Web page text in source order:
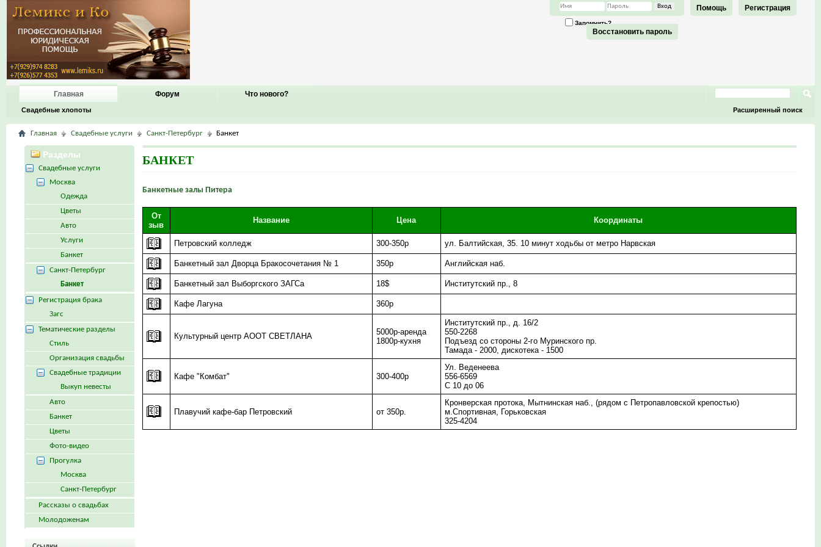
Регистрация
Помощь
Запомнить?
Восстановить пароль
Главная
Свадебные хлопоты
Форум Что нового?
Расширенный поиск
Главная Свадебные услуги Санкт-Петербург Банкет
БАНКЕТ
Банкетные залы Питера
От
зыв
Название Цена Координаты
Петровский колледж 300-350р ул. Балтийская, 35. 10 минут ходьбы от метро Нарвская
Банкетный зал Дворца Бракосочетания № 1 350р Английская наб.
Банкетный зал Выборгского ЗАГСа 18$ Институтский пр., 8
Кафе Лагуна 360р
Культурный центр АООТ СВЕТЛАНА
5000р-аренда
1800р-кухня
Институтский пр., д. 16/2
550-2268
Подъезд со стороны 2-го Муринского пр.
Тамада - 2000, дискотека - 1500
Кафе "Комбат" 300-400р
Ул. Веденеева
556-6569
С 10 до 06
Плавучий кафе-бар Петровский от 350р.
Кронверская протока, Мытнинская наб., (рядом с Петропавловской крепостью)
м.Спортивная, Горьковская
325-4204
Разделы
Свадебные услуги
Москва
Одежда
Цветы
Авто
Услуги
Банкет
Санкт-Петербург
Банкет
Регистрация брака
Загс
Тематические разделы
Стиль
Организация свадьбы
Свадебные традиции
Выкуп невесты
Авто
Банкет
Цветы
Фото-видео
Прогулка
Москва
Санкт-Петербург
Рассказы о свадьбах
Молодоженам